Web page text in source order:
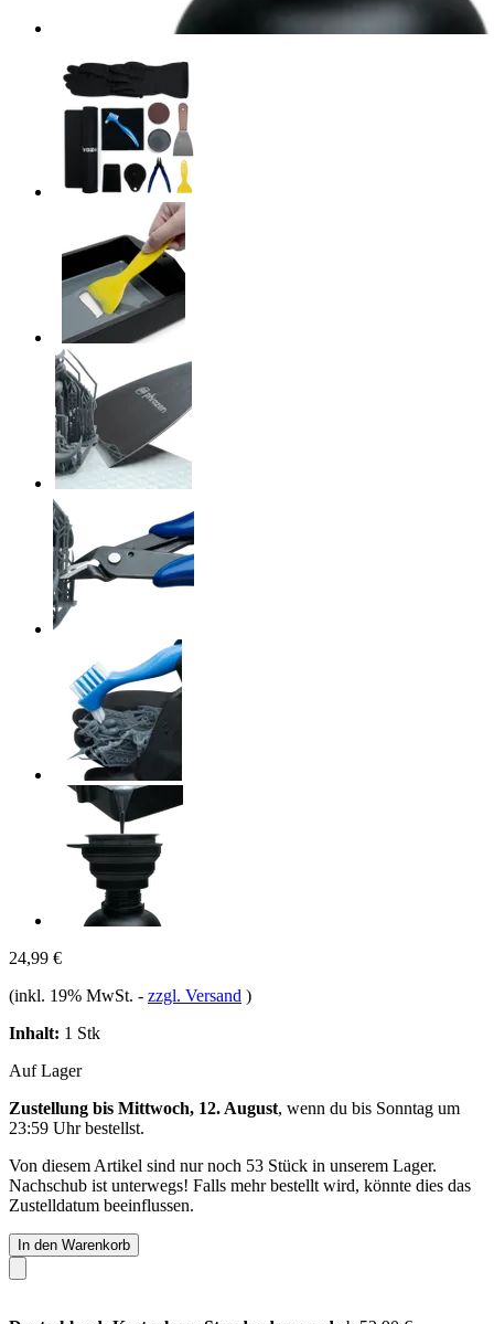
24,99 €
(inkl. 19% MwSt. - zzgl. Versand )
Inhalt: 1 Stk
Auf Lager
Zustellung bis Mittwoch, 12. August, wenn du bis Sonntag um
23:59 Uhrbestellst.
Von diesem Artikel sind nur noch 53 Stück in unserem Lager.
Nachschub ist unterwegs! Falls mehr bestellt wird, könnte dies das
Zustelldatum beeinflussen.
In den Warenkorb